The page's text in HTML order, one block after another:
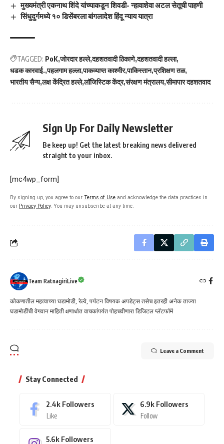
मुख्यमंत्री एकनाथ शिंदे यांच्याकडून शिवडी- न्हावाशेवा अटल सेतूची पाहणी
सिंधुदुर्गमध्ये १० डिसेंबरला बांगलादेश हिंदू न्याय यात्रा
TAGGED: PoK जोरदार हल्ले दहशतवादी ठिकाणे दहशतवादी हल्ला
धडक कारवाई. पहलगाम हल्ला पाकव्याप्त काश्मीर पाकिस्तान प्रशिक्षण तळ
भारतीय सैन्य लक्ष केंद्रित हल्ले लॉजिस्टिक केंद्र संरक्षण मंत्रालय सीमापार दहशतवाद
Sign Up For Daily Newsletter
Be keep up! Get the latest breaking news delivered
straight to your inbox.
[mc4wp_form]
By signing up, you agree to our Terms of Use and acknowledge the data practices in
our Privacy Policy. You may unsubscribe at any time.
Team RatnagiriLive
कोकणातील महत्वाच्या घडामोडी, रेल्वे, पर्यटन विषयक अपडेट्स तसेच इतरही अनेक ताज्या
घडामोडींची वेगवान माहिती क्षणार्धात वाचकांपर्यत पोहचवीणारा डिजिटल प्लॅटफॉर्म
Leave a Comment
Stay Connected
2.4k Followers
Like
6.9k Followers
Follow
5.6k Followers